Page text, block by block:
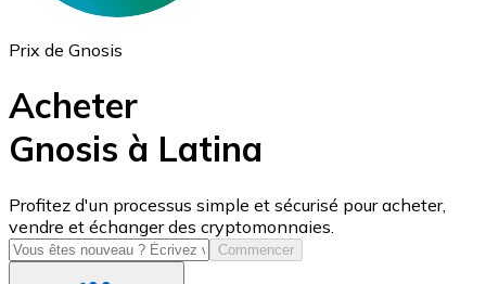
USD Coin
USDC
Prix de Gnosis
Acheter
Gnosis à Latina
Profitez d'un processus simple et sécurisé pour acheter,
vendre et échanger des cryptomonnaies.
Commencer